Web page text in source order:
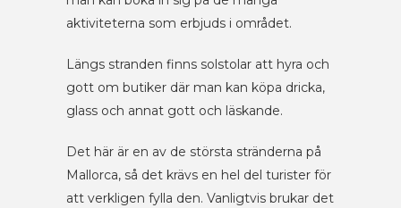
aktiviteterna som erbjuds i området.
Längs stranden finns solstolar att hyra och
gott om butiker där man kan köpa dricka,
glass och annat gott och läskande.
Det här är en av de största stränderna på
Mallorca, så det krävs en hel del turister för
att verkligen fylla den. Vanligtvis brukar det